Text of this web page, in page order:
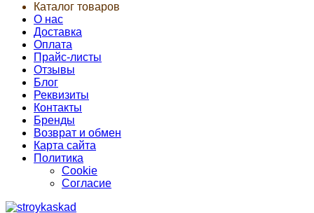
Каталог товаров
О нас
Доставка
Оплата
Прайс-листы
Отзывы
Блог
Реквизиты
Контакты
Бренды
Возврат и обмен
Карта сайта
Политика
Cookie
Согласие